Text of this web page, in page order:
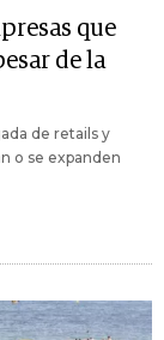
que
de la
de retails y
o se expanden